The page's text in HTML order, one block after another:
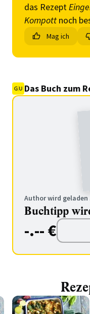
das Rezept
Kompott noch
Mag ich
Das Buch zum
Author wird geladen
Buchtipp
-.-- €